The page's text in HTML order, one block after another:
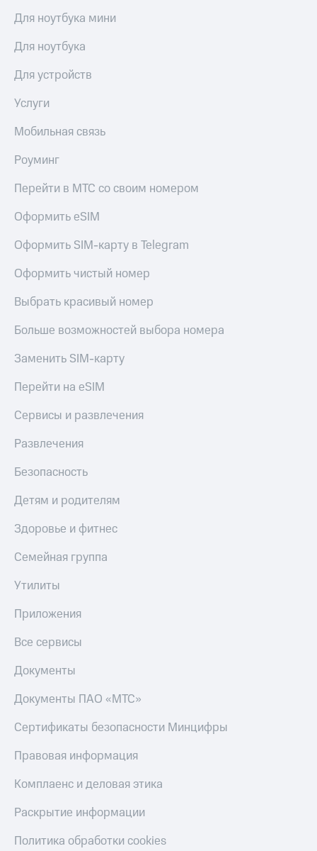
Для ноутбука мини
Для ноутбука
Для устройств
Услуги
Мобильная связь
Роуминг
Перейти в МТС со своим номером
Оформить eSIM
Оформить SIM-карту в Telegram
Оформить чистый номер
Выбрать красивый номер
Больше возможностей выбора номера
Заменить SIM-карту
Перейти на eSIM
Сервисы и развлечения
Развлечения
Безопасность
Детям и родителям
Здоровье и фитнес
Семейная группа
Утилиты
Приложения
Все сервисы
Документы
Документы ПАО «МТС»
Сертификаты безопасности Минцифры
Правовая информация
Комплаенс и деловая этика
Раскрытие информации
Политика обработки cookies